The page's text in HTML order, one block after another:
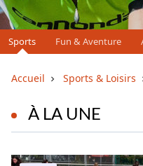
Sports Fun & Aventure
Accueil Sports & Loisirs
À LA UNE